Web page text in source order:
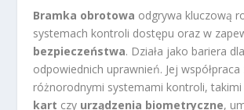
Bramka obrotowa odgrywa kluczową
systemach kontroli dostępu oraz w
bezpieczeństwa. Działa jako bariera
odpowiednich uprawnień. Jej współpraca
różnorodnymi systemami kontroli,
kart czy urządzenia biometryczne,